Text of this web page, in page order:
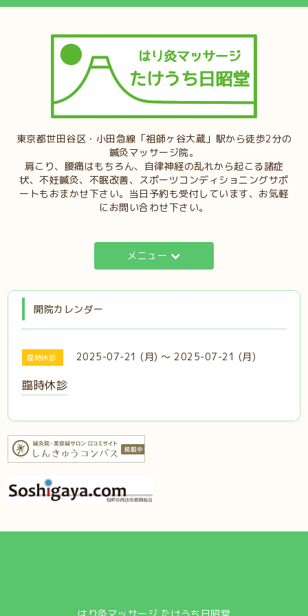
東京都世田谷区・小田急線「祖師ヶ谷大蔵」駅から徒歩2分の
鍼灸マッサージ院。
肩こり、腰痛はもちろん、自律神経の乱れから起こる諸症
状、不妊鍼灸、不眠改善、スポーツコンディショニングサポ
ートもおまかせ下さい。当日予約も受付しています、お気軽
にお問い合わせ下さい。
メニュー
開院カレンダー
臨時休診 2025-07-21 (月) ～ 2025-07-21 (月)
臨時休診